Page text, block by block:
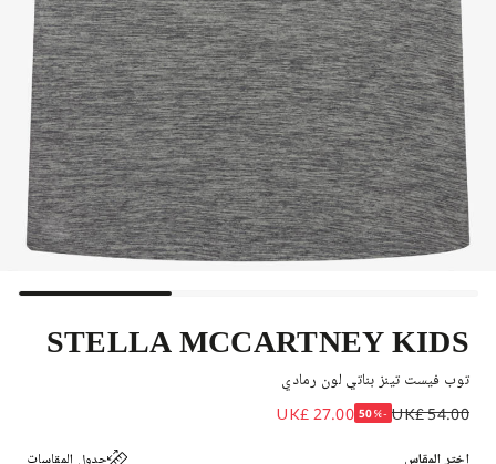
STELLA MCCARTNEY KIDS
توب فيست تينز بناتي لون رمادي
UK£ 54.00
-50%
UK£ 27.00
إختر المقاس جدول المقاسات